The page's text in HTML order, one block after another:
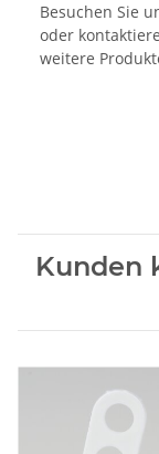
Besuchen Sie
oder
weitere
Kunden